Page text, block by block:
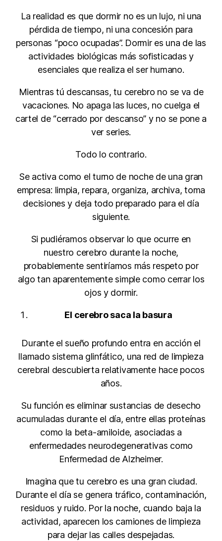
La realidad es que dormir no es un lujo, ni una
pérdida de tiempo, ni una concesión para
personas “poco ocupadas”. Dormir es una de las
actividades biológicas más sofisticadas y
esenciales que realiza el ser humano.
Mientras tú descansas, tu cerebro no se va de
vacaciones. No apaga las luces, no cuelga el
cartel de “cerrado por descanso” y no se pone a
ver series.
Todo lo contrario.
Se activa como el turno de noche de una gran
empresa: limpia, repara, organiza, archiva, toma
decisiones y deja todo preparado para el día
siguiente.
Si pudiéramos observar lo que ocurre en
nuestro cerebro durante la noche,
probablemente sentiríamos más respeto por
algo tan aparentemente simple como cerrar los
ojos y dormir.
El cerebro saca la basura
Durante el sueño profundo entra en acción el
llamado sistema glinfático, una red de limpieza
cerebral descubierta relativamente hace pocos
años.
Su función es eliminar sustancias de desecho
acumuladas durante el día, entre ellas proteínas
como la beta-amiloide, asociadas a
enfermedades neurodegenerativas como
Enfermedad de Alzheimer.
Imagina que tu cerebro es una gran ciudad.
Durante el día se genera tráfico, contaminación,
residuos y ruido. Por la noche, cuando baja la
actividad, aparecen los camiones de limpieza
para dejar las calles despejadas.